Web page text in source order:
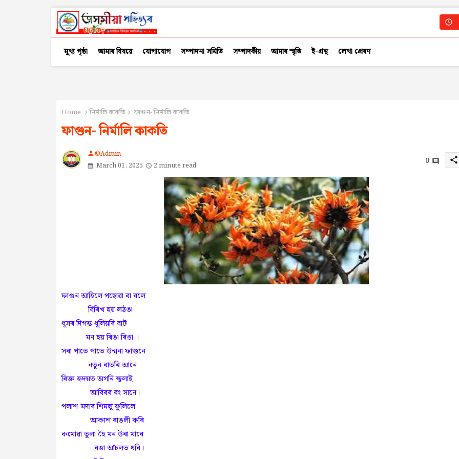
মুখ্য পৃষ্ঠা আমাৰ বিষয়ে যোগাযোগ সম্পাদনা সমিতি সম্পাদকীয় আমাৰ স্মৃতি ই-গ্ৰন্থ লেখা প্ৰেৰণ
Home নিৰ্মালি কাকতি ফাগুন- নিৰ্মালি কাকতি
ফাগুন- নিৰ্মালি কাকতি
person©Admin
March 01, 2025
2 minute read 0 share
ফাগুন আহিলে পছোৱা বা বলে
বিৰিখ হয় লঠঙা
ধূসৰ দিগন্ত ধূলিয়ৰি বাট
মন হয় ৰিঙা ৰিঙা ।
সৰা পাতে পাতে উন্মনা ফাগুনে
নতুন বাতৰি আনে
ৰিক্ত হৃদয়ত অগনি জ্বলাই
আবিৰৰ ৰং সানে।
পলাশ-মদাৰ শিমলু ফুলিলে
আকাশ ৰাঙলী কৰি
কমোৱা তুলা হৈ মন উৰা মাৰে
ৰঙা আঁচলত ধৰি।